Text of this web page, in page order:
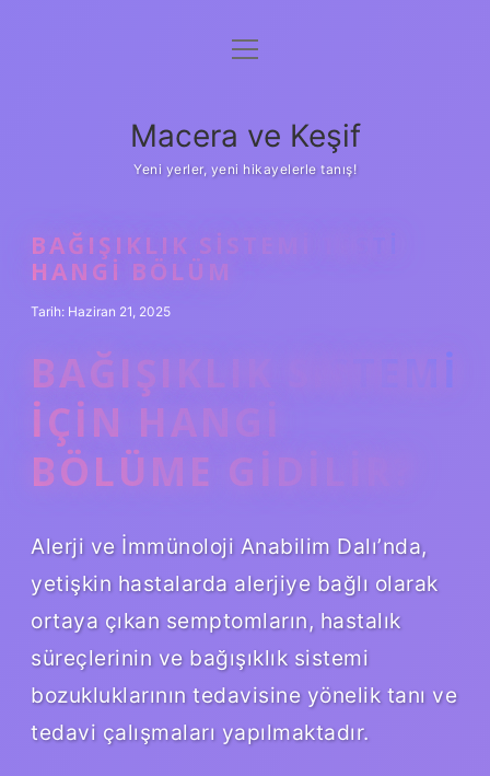
Anasayfa
Yasal Uyarı
menüyü
Macera ve Keşif
Yeni yerler, yeni hikayelerle tanış!
BAĞIŞIKLIK SISTEMI TESTI
HANGI BÖLÜM
Tarih: Haziran 21, 2025
BAĞIŞIKLIK SISTEMI
IÇIN HANGI
BÖLÜME GIDILIR?
Alerji ve İmmünoloji Anabilim Dalı’nda,
yetişkin hastalarda alerjiye bağlı olarak
ortaya çıkan semptomların, hastalık
süreçlerinin ve bağışıklık sistemi
bozukluklarının tedavisine yönelik tanı ve
tedavi çalışmaları yapılmaktadır.